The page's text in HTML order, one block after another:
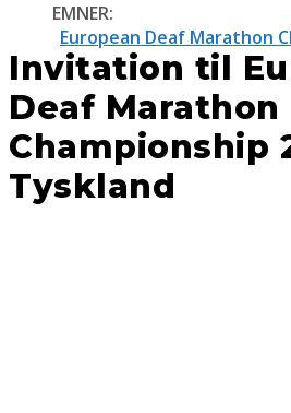
EMNER:
European Deaf Marathon
Invitation til
Deaf Marathon
Championship
Tyskland